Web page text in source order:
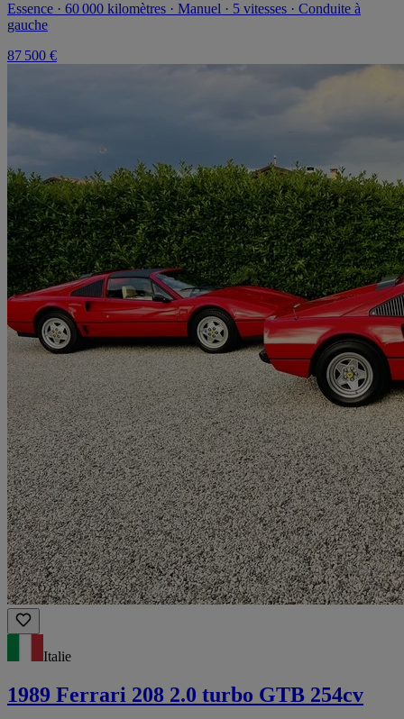
Essence · 60 000 kilomètres · Manuel · 5 vitesses · Conduite à
gauche
87 500 €
Italie
1989 Ferrari 208 2.0 turbo GTB 254cv